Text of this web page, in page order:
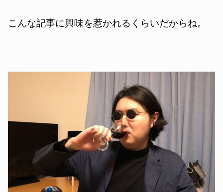
こんな記事に興味を惹かれるくらいだからね。